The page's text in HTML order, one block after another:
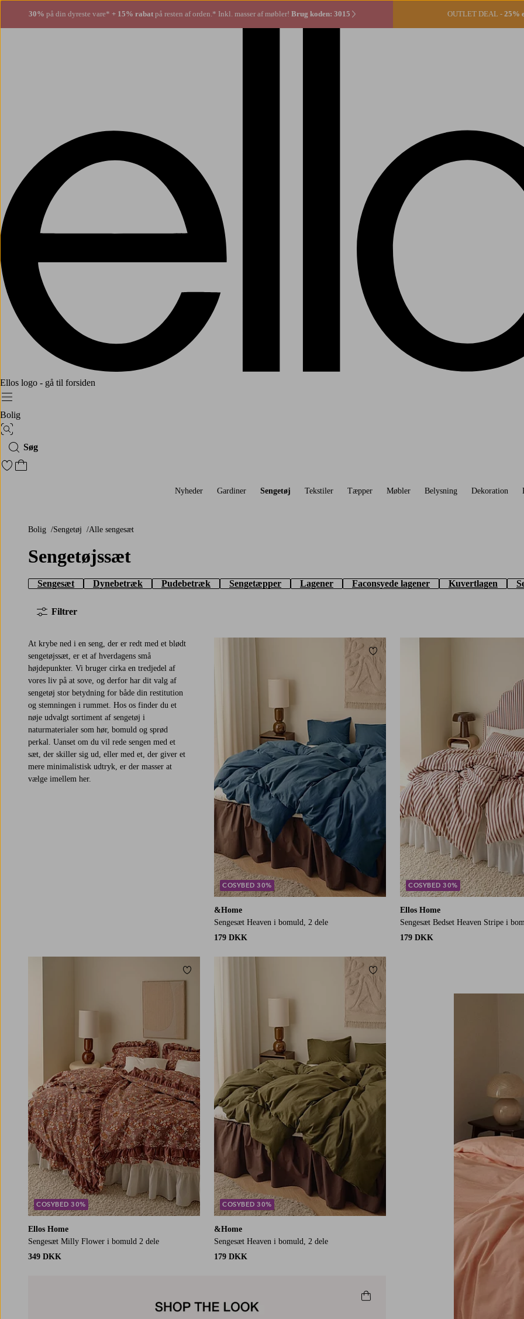
30% på din dyreste vare* + 15% rabat på resten af orden.* Inkl. masser af møbler! Brug koden: 3015 OUTLET DEAL - 25%
Ellos logo - gå til forsiden
Menu
Bolig
Billedsøgning
Søg
Gå til favoritmarkerede produkter
Gå til indkøbskurven
Nyheder Gardiner Sengetøj Tekstiler Tæpper Møbler Belysning Dekoration
Bolig Sengetøj Alle sengesæt
Sengetøjssæt
Sengesæt Dynebetræk Pudebetræk Sengetæpper Lagener Faconsyede lagener Kuvertlagen
Filtrer
At krybe ned i en seng, der er redt med et blødt
sengetøjssæt, er et af hverdagens små
højdepunkter. Vi bruger cirka en tredjedel af
vores liv på at sove, og derfor har dit valg af
sengetøj stor betydning for både din restitution
og stemningen i rummet. Hos os finder du et
nøje udvalgt sortiment af sengetøj i
naturmaterialer som hør, bomuld og sprød
perkal. Uanset om du vil rede sengen med et
sæt, der skiller sig ud, eller med et, der giver et
mere minimalistisk udtryk, er der masser at
vælge imellem her.
&Home
Sengesæt Heaven i bomuld, 2 dele
179 DKK
COSYBED 30%
Tilføj til favoritter
Ellos Home
Sengesæt Bedset Heaven Stripe i
179 DKK
COSYBED 30%
Ellos Home
Sengesæt Milly Flower i bomuld 2 dele
349 DKK
COSYBED 30%
Tilføj til favoritter
&Home
Sengesæt Heaven i bomuld, 2 dele
179 DKK
COSYBED 30%
Tilføj til favoritter